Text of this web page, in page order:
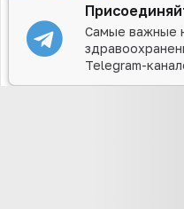
Самые важные
Telegram-